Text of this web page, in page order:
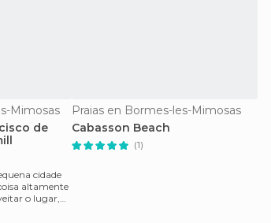
Mimosas
de
cidade
altamente
o lugar,
Praias en Bormes-les-Mimosas
Cabasson Beach
(1)